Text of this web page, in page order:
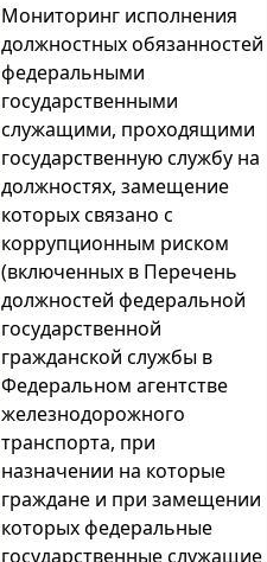
Мониторинг исполнения
должностных обязанностей
федеральными
государственными
служащими, проходящими
государственную службу на
должностях, замещение
которых связано с
коррупционным риском
(включенных в Перечень
должностей федеральной
государственной
гражданской службы в
Федеральном агентстве
железнодорожного
транспорта, при
назначении на которые
граждане и при замещении
которых федеральные
государственные служащие